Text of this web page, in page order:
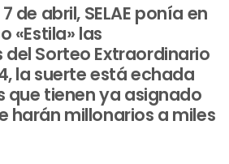
de abril, SELAE ponía en
«Estila» las
Sorteo Extraordinario
la suerte está echada
que tienen ya asignado
harán millonarios a miles